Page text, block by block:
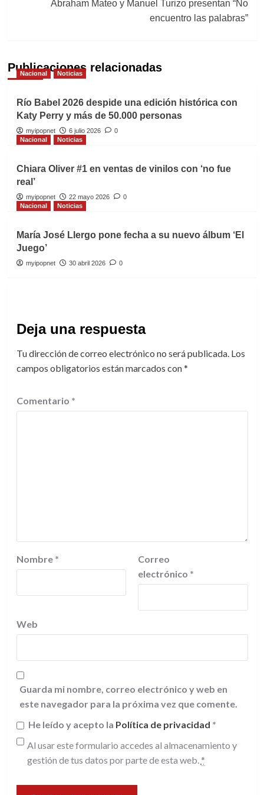
Abraham Mateo y Manuel Turizo presentan “No
encuentro las palabras”
Publicaciones relacionadas
Nacional Noticias
Río Babel 2026 despide una edición histórica con
Katy Perry y más de 50.000 personas
myipopnet 6 julio 2026
0
Nacional
Noticias
Chiara Oliver #1 en ventas de vinilos con ‘no fue
real’
myipopnet 22 mayo 2026
0
Nacional
Noticias
María José Llergo pone fecha a su nuevo álbum ‘El
Juego’
myipopnet 30 abril 2026 0
Deja una respuesta
Tu dirección de correo electrónico no será publicada. Los
campos obligatorios están marcados con*
Comentario *
Nombre *
Correo
electrónico *
Web
Guarda mi nombre, correo electrónico y web en
este navegador para la próxima vez que comente.
He leído y acepto la Política de privacidad *
Al usar este formulario accedes al almacenamiento y
gestión de tus datos por parte de esta web. *